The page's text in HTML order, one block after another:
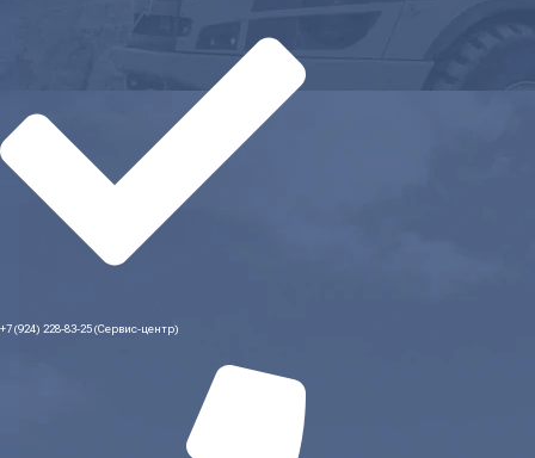
+7 (924) 228-83-25 (Сервис-центр)